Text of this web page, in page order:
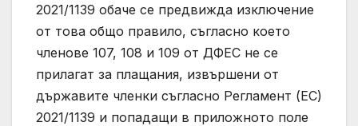
2021/1139 обаче се предвижда изключение
от това общо правило, съгласно което
членове 107, 108 и 109 от ДФЕС не се
прилагат за плащания, извършени от
държавите членки съгласно Регламент (ЕС)
2021/1139 и попадащи в приложното поле